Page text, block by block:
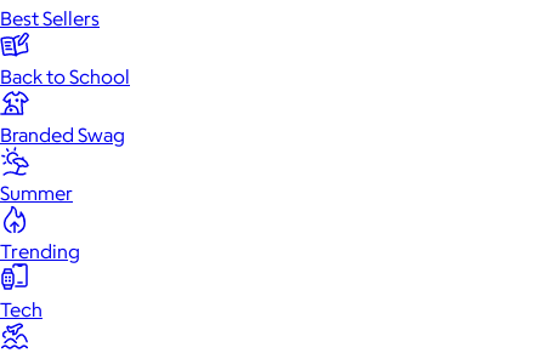
Best Sellers
Back to School
Branded Swag
Summer
Trending
Tech